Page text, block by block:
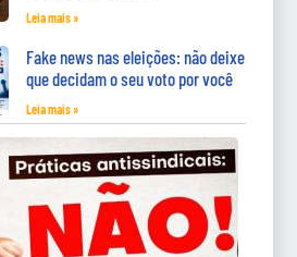
Leia mais »
Fake news nas eleições: não deixe
que decidam o seu voto por você
Leia mais »